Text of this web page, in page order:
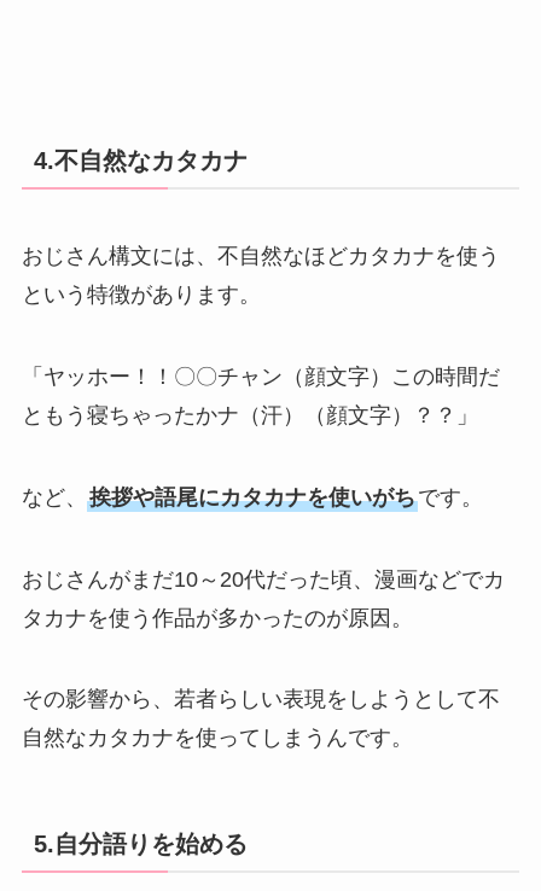
4.不自然なカタカナ
おじさん構文には、不自然なほどカタカナを使う
という特徴があります。
「ヤッホー！！〇〇チャン（顔文字）この時間だ
ともう寝ちゃったかナ（汗）（顔文字）？？」
など、 挨拶や語尾にカタカナを使いがちです。
おじさんがまだ10～20代だった頃、漫画などでカ
タカナを使う作品が多かったのが原因。
その影響から、若者らしい表現をしようとして不
自然なカタカナを使ってしまうんです。
5.自分語りを始める